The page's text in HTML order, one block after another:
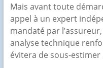
Mais avant toute
appel à un expert
mandaté par
analyse technique
évitera de sous-